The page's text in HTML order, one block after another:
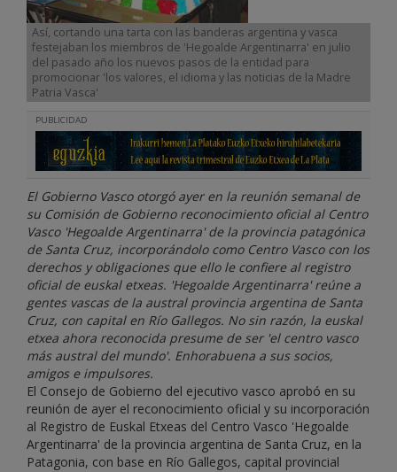
Así, cortando una tarta con las banderas argentina y vasca
festejaban los miembros de 'Hegoalde Argentinarra' en julio
del pasado año los nuevos pasos de la entidad para
promocionar 'los valores, el idioma y las noticias de la Madre
Patria Vasca'
PUBLICIDAD
El Gobierno Vasco otorgó ayer en la reunión semanal de
su Comisión de Gobierno reconocimiento oficial al Centro
Vasco 'Hegoalde Argentinarra' de la provincia patagónica
de Santa Cruz, incorporándolo como Centro Vasco con los
derechos y obligaciones que ello le confiere al registro
oficial de euskal etxeas. 'Hegoalde Argentinarra' reúne a
gentes vascas de la austral provincia argentina de Santa
Cruz, con capital en Río Gallegos. No sin razón, la euskal
etxea ahora reconocida presume de ser 'el centro vasco
más austral del mundo'. Enhorabuena a sus socios,
amigos e impulsores.
El Consejo de Gobierno del ejecutivo vasco aprobó en su
reunión de ayer el reconocimiento oficial y su incorporación
al Registro de Euskal Etxeas del Centro Vasco 'Hegoalde
Argentinarra' de la provincia argentina de Santa Cruz, en la
Patagonia, con base en Río Gallegos, capital provincial